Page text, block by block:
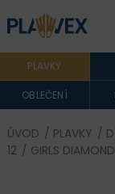
PLAVKY
OBLEČENÍ
ÚVOD / PLAVKY /
12 / GIRLS